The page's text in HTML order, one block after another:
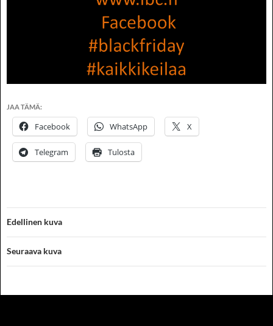
JAA TÄMÄ:
Facebook WhatsApp X
Telegram Tulosta
Edellinen kuva
Seuraava kuva